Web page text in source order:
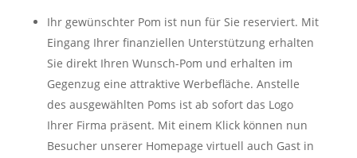
Ihr gewünschter Pom ist nun für Sie reserviert. Mit
Eingang Ihrer finanziellen Unterstützung erhalten
Sie direkt Ihren Wunsch-Pom und erhalten im
Gegenzug eine attraktive Werbefläche. Anstelle
des ausgewählten Poms ist ab sofort das Logo
Ihrer Firma präsent. Mit einem Klick können nun
Besucher unserer Homepage virtuell auch Gast in